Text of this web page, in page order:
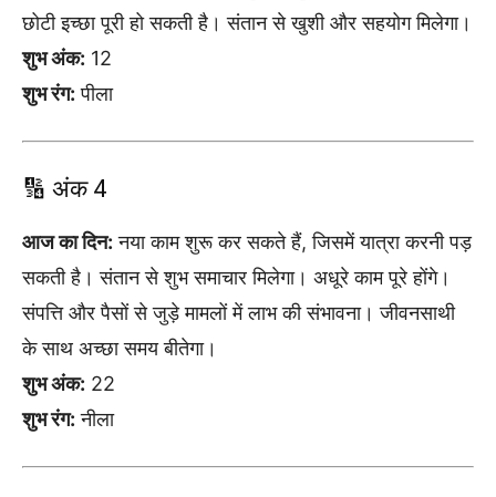
छोटी इच्छा पूरी हो सकती है। संतान से खुशी और सहयोग मिलेगा।
शुभ अंक: 12
शुभ रंग: पीला
🔢 अंक 4
आज का दिन: नया काम शुरू कर सकते हैं, जिसमें यात्रा करनी पड़
सकती है। संतान से शुभ समाचार मिलेगा। अधूरे काम पूरे होंगे।
संपत्ति और पैसों से जुड़े मामलों में लाभ की संभावना। जीवनसाथी
के साथ अच्छा समय बीतेगा।
शुभ अंक: 22
शुभ रंग: नीला